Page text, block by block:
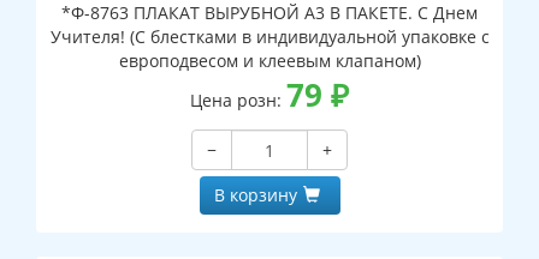
*Ф-8763 ПЛАКАТ ВЫРУБНОЙ А3 В ПАКЕТЕ. С Днем
Учителя! (С блестками в индивидуальной упаковке с
европодвесом и клеевым клапаном)
Цена розн: 79 ₽
−
+
В корзину